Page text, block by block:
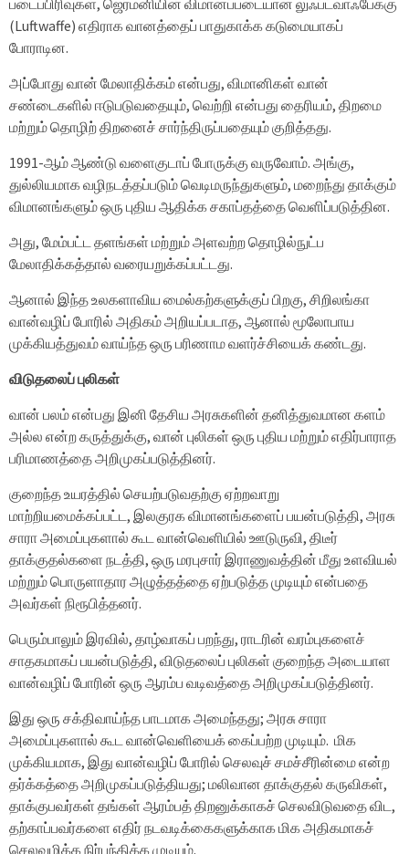
படைப்பிரிவுகள், ஜெர்மனியின் விமானப்படையான லுஃப்ட்வாஃபேக்கு
(Luftwaffe) எதிராக வானத்தைப் பாதுகாக்க கடுமையாகப்
போராடின.
அப்போது வான் மேலாதிக்கம் என்பது, விமானிகள் வான்
சண்டைகளில் ஈடுபடுவதையும், வெற்றி என்பது தைரியம், திறமை
மற்றும் தொழிற் திறனைச் சார்ந்திருப்பதையும் குறித்தது.
1991-ஆம் ஆண்டு வளைகுடாப் போருக்கு வருவோம். அங்கு,
துல்லியமாக வழிநடத்தப்படும் வெடிமருந்துகளும், மறைந்து தாக்கும்
விமானங்களும் ஒரு புதிய ஆதிக்க சகாப்தத்தை வெளிப்படுத்தின.
அது, மேம்பட்ட தளங்கள் மற்றும் அளவற்ற தொழில்நுட்ப
மேலாதிக்கத்தால் வரையறுக்கப்பட்டது.
ஆனால் இந்த உலகளாவிய மைல்கற்களுக்குப் பிறகு, சிறிலங்கா
வான்வழிப் போரில் அதிகம் அறியப்படாத, ஆனால் மூலோபாய
முக்கியத்துவம் வாய்ந்த ஒரு பரிணாம வளர்ச்சியைக் கண்டது.
விடுதலைப் புலிகள்
வான் பலம் என்பது இனி தேசிய அரசுகளின் தனித்துவமான களம்
அல்ல என்ற கருத்துக்கு, வான் புலிகள் ஒரு புதிய மற்றும் எதிர்பாராத
பரிமாணத்தை அறிமுகப்படுத்தினர்.
குறைந்த உயரத்தில் செயற்படுவதற்கு ஏற்றவாறு
மாற்றியமைக்கப்பட்ட, இலகுரக விமானங்களைப் பயன்படுத்தி, அரசு
சாரா அமைப்புகளால் கூட வான்வெளியில் ஊடுருவி, திடீர்
தாக்குதல்களை நடத்தி, ஒரு மரபுசார் இராணுவத்தின் மீது உளவியல்
மற்றும் பொருளாதார அழுத்தத்தை ஏற்படுத்த முடியும் என்பதை
அவர்கள் நிரூபித்தனர்.
பெரும்பாலும் இரவில், தாழ்வாகப் பறந்து, ராடரின் வரம்புகளைச்
சாதகமாகப் பயன்படுத்தி, விடுதலைப் புலிகள் குறைந்த அடையாள
வான்வழிப் போரின் ஒரு ஆரம்ப வடிவத்தை அறிமுகப்படுத்தினர்.
இது ஒரு சக்திவாய்ந்த பாடமாக அமைந்தது; அரசு சாரா
அமைப்புகளால் கூட வான்வெளியைக் கைப்பற்ற முடியும். மிக
முக்கியமாக, இது வான்வழிப் போரில் செலவுச் சமச்சீரின்மை என்ற
தர்க்கத்தை அறிமுகப்படுத்தியது; மலிவான தாக்குதல் கருவிகள்,
தாக்குபவர்கள் தங்கள் ஆரம்பத் திறனுக்காகச் செலவிடுவதை விட,
தற்காப்பவர்களை எதிர் நடவடிக்கைகளுக்காக மிக அதிகமாகச்
செலவழிக்க நிர்பந்திக்க முடியும்.